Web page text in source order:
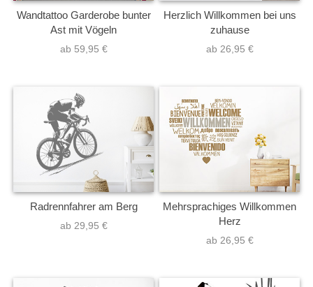
Wandtattoo Garderobe bunter
Ast mit Vögeln
ab 59,95 €
Herzlich Willkommen bei uns
zuhause
ab 26,95 €
Radrennfahrer am Berg
ab 29,95 €
Mehrsprachiges Willkommen
Herz
ab 26,95 €